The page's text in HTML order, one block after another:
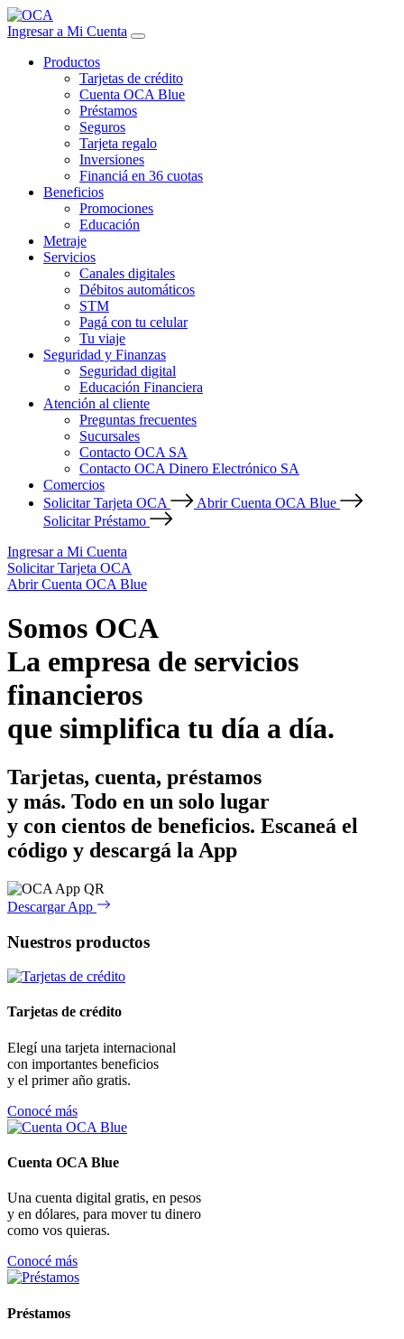
Ingresar a Mi Cuenta
Productos
Tarjetas de crédito
Cuenta OCA Blue
Préstamos
Seguros
Tarjeta regalo
Inversiones
Financiá en 36 cuotas
Beneficios
Promociones
Educación
Metraje
Servicios
Canales digitales
Débitos automáticos
STM
Pagá con tu celular
Tu viaje
Seguridad y Finanzas
Seguridad digital
Educación Financiera
Atención al cliente
Preguntas frecuentes
Sucursales
Contacto OCA SA
Contacto OCA Dinero Electrónico SA
Comercios
Solicitar Tarjeta OCA
Abrir Cuenta OCA Blue
Solicitar Préstamo
Ingresar a Mi Cuenta
Solicitar Tarjeta OCA
Abrir Cuenta OCA Blue
Somos OCA
La empresa de servicios
financieros
que simplifica tu día a día.
Tarjetas, cuenta, préstamos
y más. Todo en un solo lugar
y con cientos de beneficios. Escaneá el
código y descargá la App
Descargar App
Nuestros productos
Tarjetas de crédito
Elegí una tarjeta internacional
con importantes beneficios
y el primer año gratis.
Conocé más
Cuenta OCA Blue
Una cuenta digital gratis, en pesos
y en dólares, para mover tu dinero
como vos quieras.
Conocé más
Préstamos